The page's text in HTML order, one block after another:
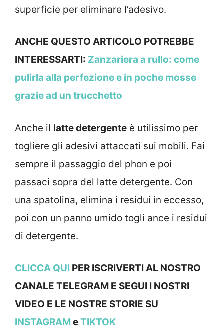
superficie per eliminare l’adesivo.
ANCHE QUESTO ARTICOLO POTREBBE
INTERESSARTI: Zanzariera a rullo: come
pulirla alla perfezione e in poche mosse
grazie ad un trucchetto
Anche il latte detergente è utilissimo per
togliere gli adesivi attaccati sui mobili. Fai
sempre il passaggio del phon e poi
passaci sopra del latte detergente. Con
una spatolina, elimina i residui in eccesso,
poi con un panno umido togli ance i residui
di detergente.
CLICCA QUI PER ISCRIVERTI AL NOSTRO
CANALE TELEGRAM E SEGUI I NOSTRI
VIDEO E LE NOSTRE STORIE SU
INSTAGRAMeTIKTOK